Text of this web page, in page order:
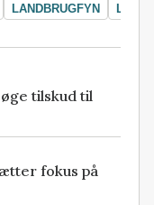
LANDBRUGFYN
tilskud til
fokus på